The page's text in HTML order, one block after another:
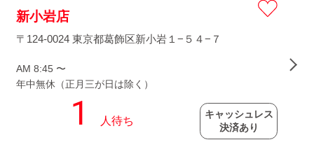
新小岩店
〒124-0024 東京都葛飾区新小岩１−５４−７
AM 8:45 〜
年中無休（正月三が日は除く）
キャッシュレス
決済あり